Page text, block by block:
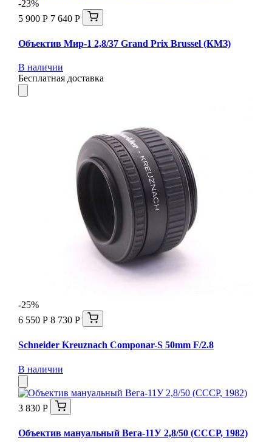
-23%
5 900 Р 7 640 Р
Объектив Мир-1 2,8/37 Grand Prix Brussel (КМЗ)
В наличии
Бесплатная доставка
-25%
6 550 Р 8 730 Р
Schneider Kreuznach Componar-S 50mm F/2.8
В наличии
3 830 Р
Объектив мануальный Вега-11У 2,8/50 (СССР, 1982)